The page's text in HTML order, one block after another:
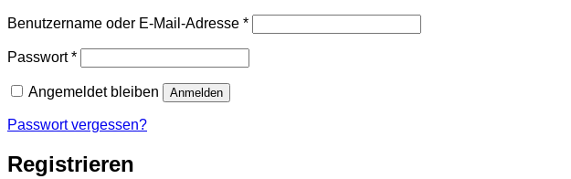
Benutzername oder E-Mail-Adresse *
Passwort*
Angemeldet bleiben Anmelden
Passwort vergessen?
Registrieren